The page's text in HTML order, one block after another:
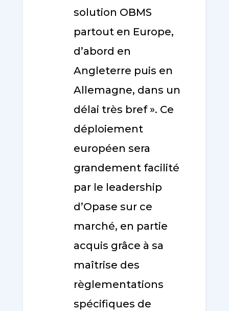
solution OBMS
partout en Europe,
d’abord en
Angleterre puis en
Allemagne, dans un
délai très bref ». Ce
déploiement
européen sera
grandement facilité
par le leadership
d’Opase sur ce
marché, en partie
acquis grâce à sa
maîtrise des
règlementations
spécifiques de